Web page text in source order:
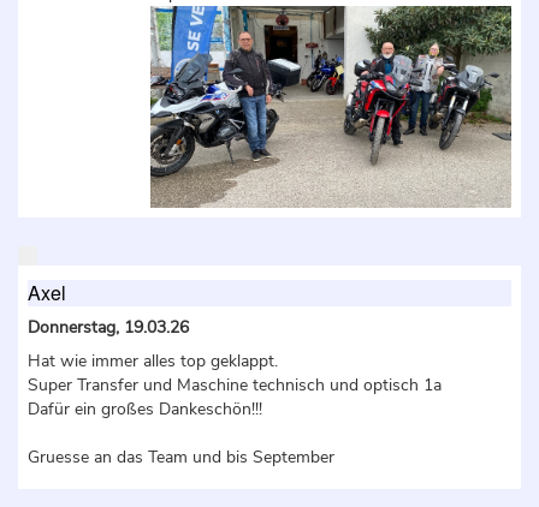
Axel
Donnerstag, 19.03.26
Hat wie immer alles top geklappt.
Super Transfer und Maschine technisch und optisch 1a
Dafür ein großes Dankeschön!!!
Gruesse an das Team und bis September